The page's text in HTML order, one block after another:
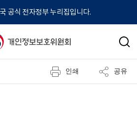
공식 전자정부 누리집입니다.
검
인쇄 공유